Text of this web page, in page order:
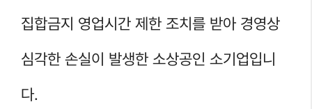
집합금지 영업시간 제한 조치를 받아 경영상
심각한 손실이 발생한 소상공인 소기업입니
다.